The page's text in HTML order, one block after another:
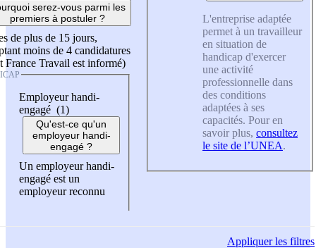
serez-vous parmi les
premiers à postuler ?
de plus de 15 jours,
moins de 4 candidatures
France Travail est informé)
Employeur handi-
engagé (1)
Qu'est-ce qu'un
employeur handi-
engagé ?
Un employeur handi-
engagé est un
employeur reconnu
L'entreprise adaptée
permet à un travailleur
en situation de
handicap d'exercer
une activité
professionnelle dans
des conditions
adaptées à ses
capacités. Pour en
savoir plus, consultez
le site de l’UNEA.
Appliquerles filtres